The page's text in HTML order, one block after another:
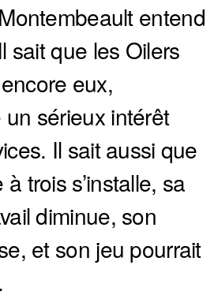
entend
sait que les Oilers
eux,
sérieux intérêt
Il sait aussi que
trois s’installe, sa
diminue, son
et son jeu pourrait